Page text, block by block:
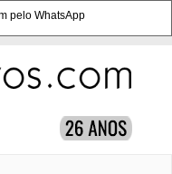
pelo WhatsApp